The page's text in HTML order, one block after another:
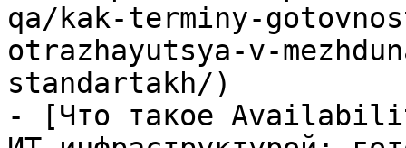
qa/kak-terminy-
otrazhayutsya-v-
standartakh/)
- [Что такое